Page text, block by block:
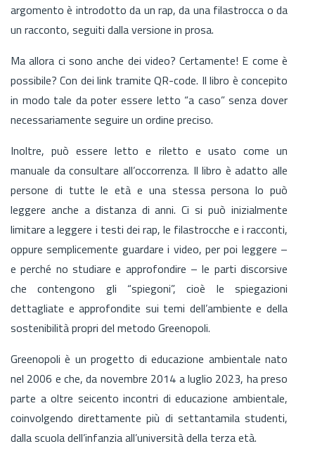
argomento è introdotto da un rap, da una filastrocca o da
un racconto, seguiti dalla versione in prosa.
Ma allora ci sono anche dei video? Certamente! E come è
possibile? Con dei link tramite QR-code. Il libro è concepito
in modo tale da poter essere letto “a caso” senza dover
necessariamente seguire un ordine preciso.
Inoltre, può essere letto e riletto e usato come un
manuale da consultare all’occorrenza. Il libro è adatto alle
persone di tutte le età e una stessa persona lo può
leggere anche a distanza di anni. Ci si può inizialmente
limitare a leggere i testi dei rap, le filastrocche e i racconti,
oppure semplicemente guardare i video, per poi leggere –
e perché no studiare e approfondire – le parti discorsive
che contengono gli “spiegoni”, cioè le spiegazioni
dettagliate e approfondite sui temi dell’ambiente e della
sostenibilità propri del metodo Greenopoli.
Greenopoli è un progetto di educazione ambientale nato
nel 2006 e che, da novembre 2014 a luglio 2023, ha preso
parte a oltre seicento incontri di educazione ambientale,
coinvolgendo direttamente più di settantamila studenti,
dalla scuola dell’infanzia all’università della terza età.